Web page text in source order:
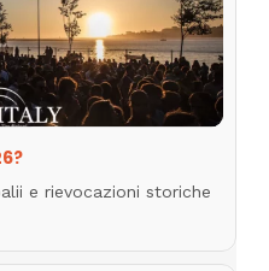
e rievocazioni storiche